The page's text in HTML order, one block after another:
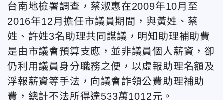
台南地檢署調查，蔡淑惠在2009年10月至
2016年12月擔任市議員期間，與黃姓、蔡
姓、許姓3名助理共同謀議，明知助理補助費
是由市議會預算支應，並非議員個人薪資，卻
仍利用議員身分職務之便，以虛報助理名額及
浮報薪資等手法，向議會詐領公費助理補助
費，總計不法所得達533萬1012元。